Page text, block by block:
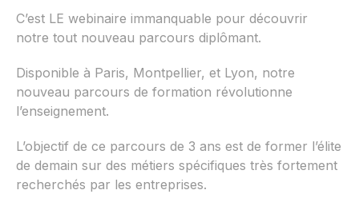
C’est LE webinaire immanquable pour découvrir
notre tout nouveau parcours diplômant.
Disponible à Paris, Montpellier, et Lyon, notre
nouveau parcours de formation révolutionne
l’enseignement.
L’objectif de ce parcours de 3 ans est de former l’élite
de demain sur des métiers spécifiques très fortement
recherchés par les entreprises.